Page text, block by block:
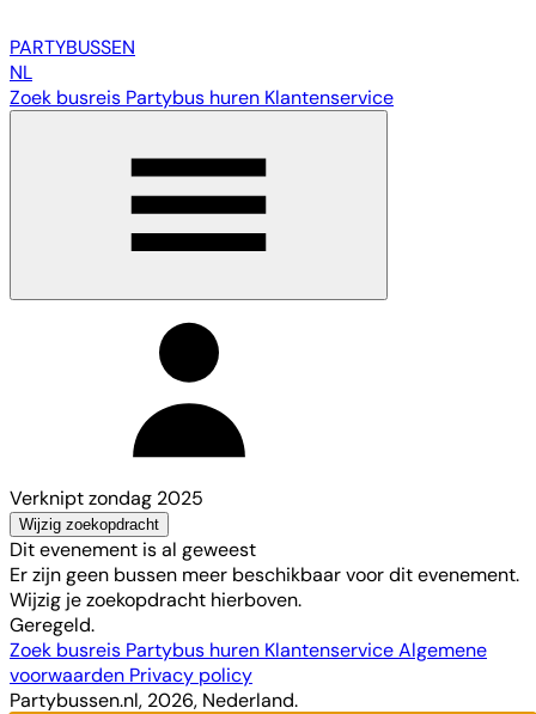
PARTYBUSSEN
NL
Zoek busreis Partybus huren Klantenservice
Verknipt zondag 2025
Wijzig zoekopdracht
Dit evenement is al geweest
Er zijn geen bussen meer beschikbaar voor dit evenement.
Wijzig je zoekopdracht hierboven.
Geregeld.
Zoek busreis Partybus huren KlantenserviceAlgemene
voorwaarden Privacy policy
Partybussen.nl, 2026, Nederland.